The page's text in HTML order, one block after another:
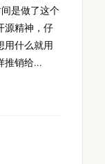
是做了这个
源精神，仔
用什么就用
推销给...